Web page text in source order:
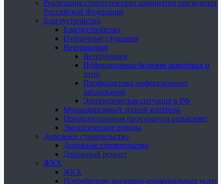
Реализация стратегических инициатив президента
Российской Федерации
Благоустройство
Благоустройство
Публичные слушания
Ветеринария
Ветеринария
Инфекционные болезни животных и
птиц
Профилактика инфекционных
заболеваний
Эпизоотическая ситуация в РФ
Муниципальный лесной контроль
Природоохранная прокуратура разъясняет
Экологические отряды
Дорожное строительство
Дорожное строительство
Дорожный ремонт
ЖКХ
ЖКХ
Потребителю жилищно-коммунальных услуг